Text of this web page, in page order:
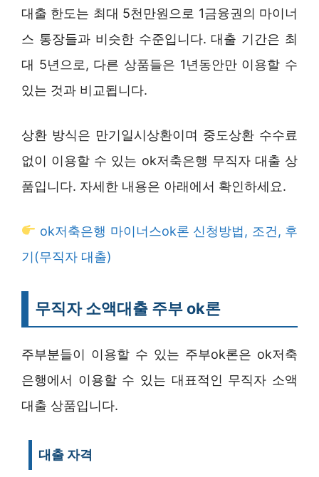
대출 한도는 최대 5천만원으로 1금융권의 마이너
스 통장들과 비슷한 수준입니다. 대출 기간은 최
대 5년으로, 다른 상품들은 1년동안만 이용할 수
있는 것과 비교됩니다.
상환 방식은 만기일시상환이며 중도상환 수수료
없이 이용할 수 있는 ok저축은행 무직자 대출 상
품입니다. 자세한 내용은 아래에서 확인하세요.
ok저축은행 마이너스ok론 신청방법, 조건, 후
기(무직자 대출)
무직자 소액대출 주부 ok론
주부분들이 이용할 수 있는 주부ok론은 ok저축
은행에서 이용할 수 있는 대표적인 무직자 소액
대출 상품입니다.
대출 자격